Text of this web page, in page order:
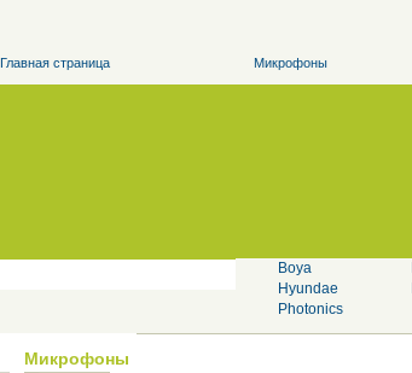
Главная страница Микрофоны
Boya
Hyundae
Photonics
Микрофоны